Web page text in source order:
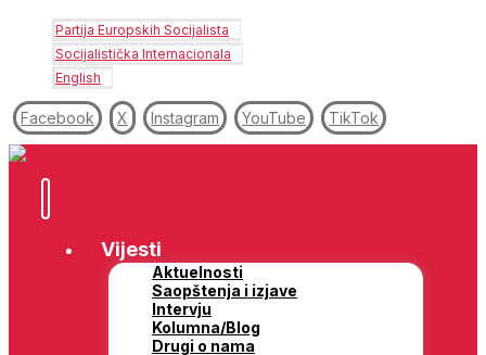
Partija Europskih Socijalista
Socijalistička Internacionala
English
Facebook X Instagram YouTube TikTok
Vijesti
Aktuelnosti
Saopštenja i izjave
Intervju
Kolumna/Blog
Drugi o nama